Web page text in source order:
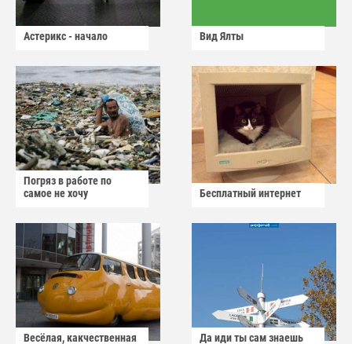
Астерикс - начало Вид Ялты
Погряз в работе по
самое не хочу
Бесплатный интернет
Весёлая, какчественная Да иди ты сам знаешь